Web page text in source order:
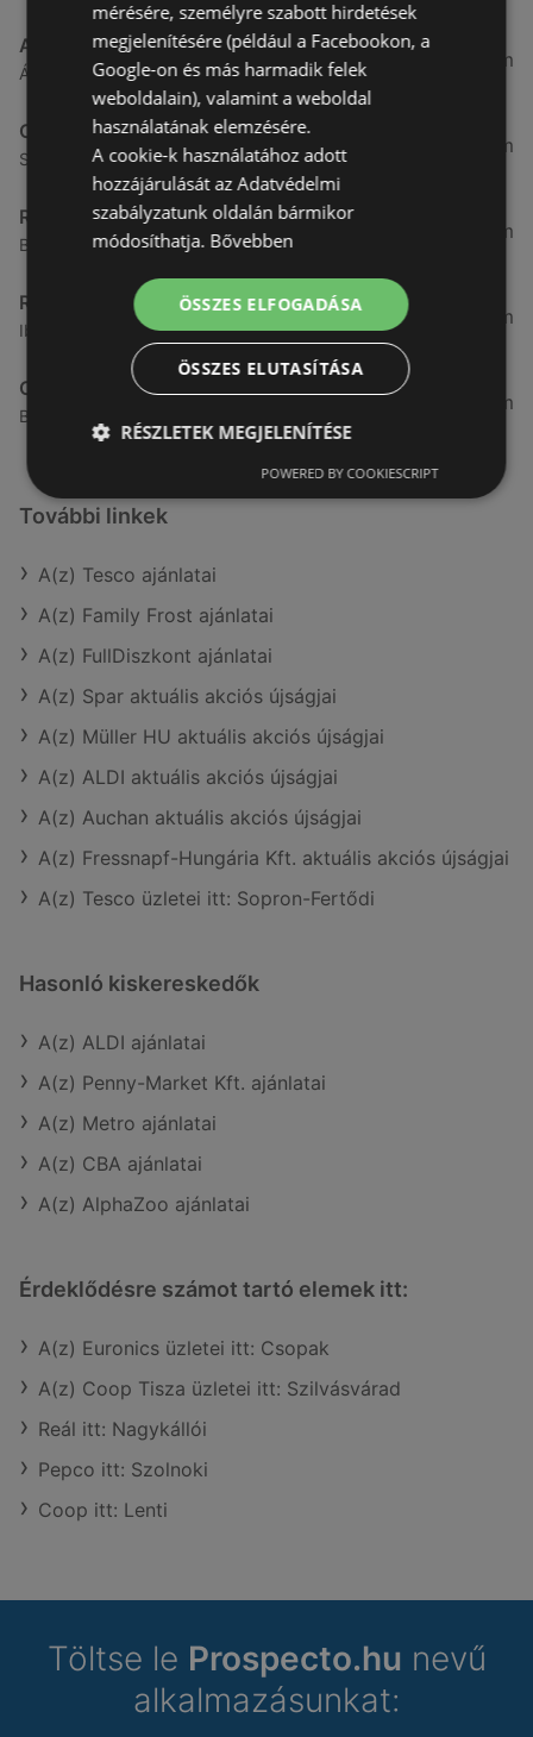
ALDI
Ágfalvi út 4/a, 9400 Sopron
3,26 km
CBA
Somfalvi u. 14., 9400 Sopron
3,31 km
Reál
Besenyő u. 16., 9400 Sopron
3,32 km
Reál
Ibolya út 15., 9400 Sopron
3,41 km
CBA
Bánfalvi u. 14, 9400 Sopron
3,58 km
További linkek
A(z) Tesco ajánlatai
A(z) Family Frost ajánlatai
A(z) FullDiszkont ajánlatai
A(z) Spar aktuális akciós újságjai
A(z) Müller HU aktuális akciós újságjai
A(z) ALDI aktuális akciós újságjai
A(z) Auchan aktuális akciós újságjai
A(z) Fressnapf-Hungária Kft. aktuális akciós újságjai
A(z) Tesco üzletei itt: Sopron-Fertődi
Hasonló kiskereskedők
A(z) ALDI ajánlatai
A(z) Penny-Market Kft. ajánlatai
A(z) Metro ajánlatai
A(z) CBA ajánlatai
A(z) AlphaZoo ajánlatai
Érdeklődésre számot tartó elemek itt:
A(z) Euronics üzletei itt: Csopak
A(z) Coop Tisza üzletei itt: Szilvásvárad
Reál itt: Nagykállói
Pepco itt: Szolnoki
Coop itt: Lenti
Töltse le Prospecto.hu nevű
alkalmazásunkat:
mérésére, személyre szabott hirdetések
megjelenítésére (például a Facebookon, a
Google-on és más harmadik felek
weboldalain), valamint a weboldal
használatának elemzésére.
A cookie-k használatához adott
hozzájárulását az Adatvédelmi
szabályzatunk oldalán bármikor
módosíthatja. Bővebben
ÖSSZES ELFOGADÁSA
ÖSSZES ELUTASÍTÁSA
RÉSZLETEK MEGJELENÍTÉSE
POWERED BY COOKIESCRIPT